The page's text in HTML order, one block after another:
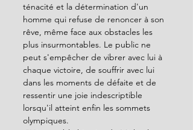
ténacité et la détermination d'un
homme qui refuse de renoncer à son
rêve, même face aux obstacles les
plus insurmontables. Le public ne
peut s'empêcher de vibrer avec lui à
chaque victoire, de souffrir avec lui
dans les moments de défaite et de
ressentir une joie indescriptible
lorsqu'il atteint enfin les sommets
olympiques.